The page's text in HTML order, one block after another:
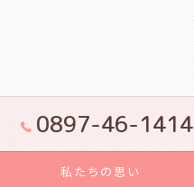
0897-46-1414
私たちの思い